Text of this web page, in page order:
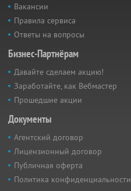
Вакансии
Правила сервиса
Ответы на вопросы
Бизнес-Партнёрам
Давайте сделаем акцию!
Заработайте, как Вебмастер
Прошедшие акции
Документы
Агентский договор
Лицензионный договор
Публичная оферта
Политика конфиденциальности